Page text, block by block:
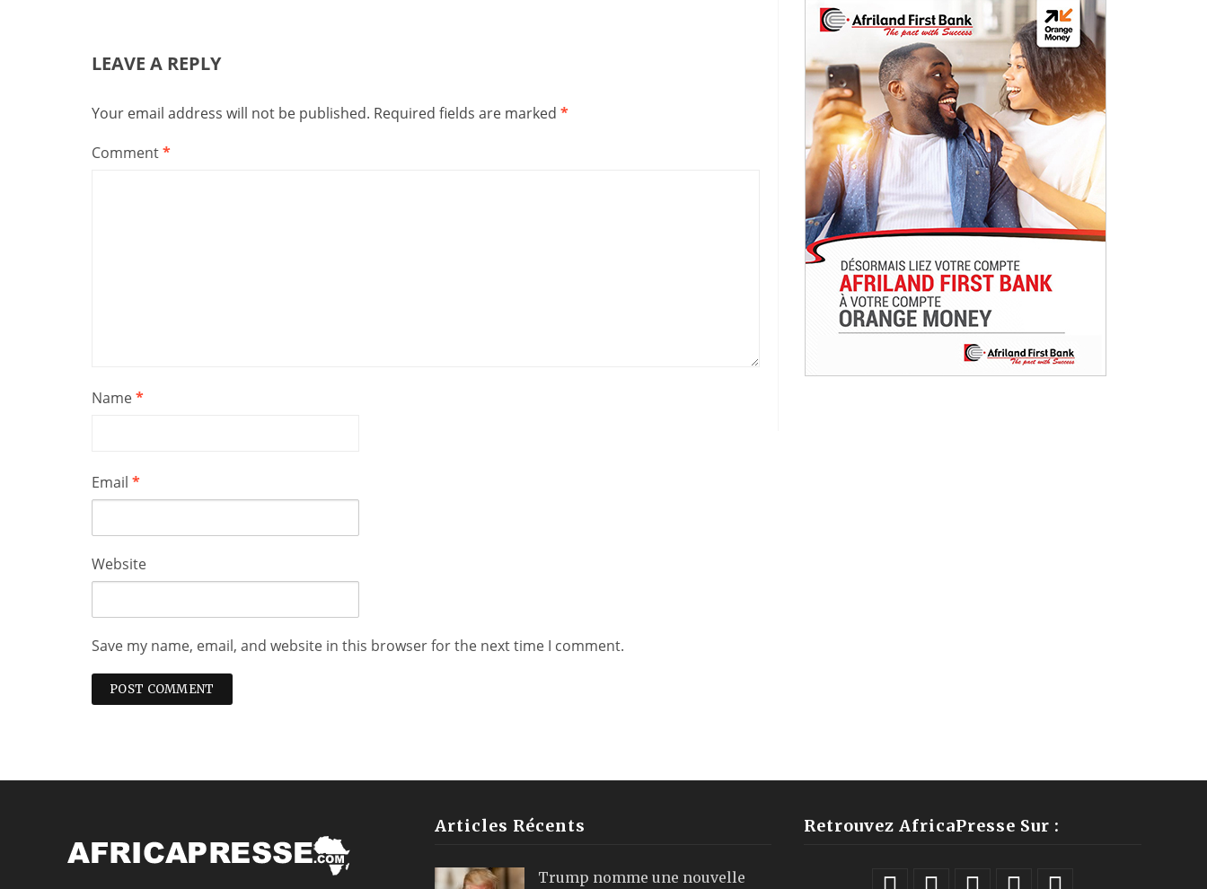
LEAVE A REPLY
Your email address will not be published. Required fields are marked *
Comment*
Name*
Email *
Website
Save my name, email, and website in this browser for the next time I comment.
Articles Récents
Trump nomme une nouvelle
Retrouvez AfricaPresse Sur :